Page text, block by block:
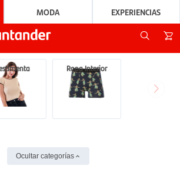
MODA EXPERIENCIAS
Ropa Interior
Ocultar categorías